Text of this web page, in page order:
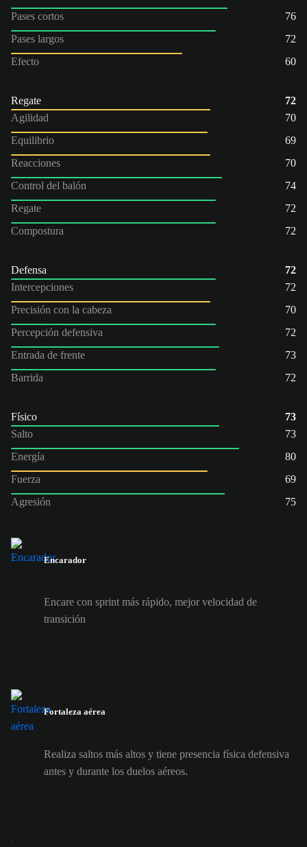
Pases cortos
76
Pases largos
72
Efecto
60
Regate
72
Agilidad
70
Equilibrio
69
Reacciones
70
Control del balón
74
Regate
72
Compostura
72
Defensa
72
Intercepciones
72
Precisión con la cabeza
70
Percepción defensiva
72
Entrada de frente
73
Barrida
72
Físico
73
Salto
73
Energía
80
Fuerza
69
Agresión
75
Encarador
Encare con sprint más rápido, mejor velocidad de
transición
Fortaleza aérea
Realiza saltos más altos y tiene presencia física defensiva
antes y durante los duelos aéreos.